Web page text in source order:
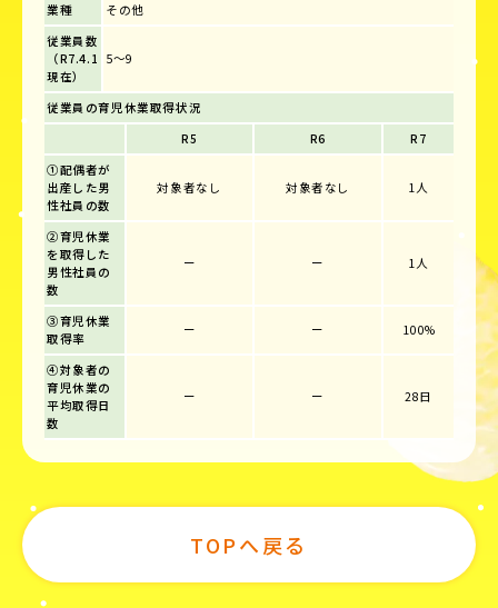
業種
その他
従業員数
（R7.4.1
現在）
5～9
従業員の育児休業取得状況
R5
R6
R7
①配偶者が
出産した男
性社員の数
対象者なし 対象者なし 1人
②育児休業
を取得した
男性社員の
数
ー ー 1人
③育児休業
取得率
ー ー 100%
④対象者の
育児休業の
平均取得日
数
ー ー 28日
TOPへ戻る